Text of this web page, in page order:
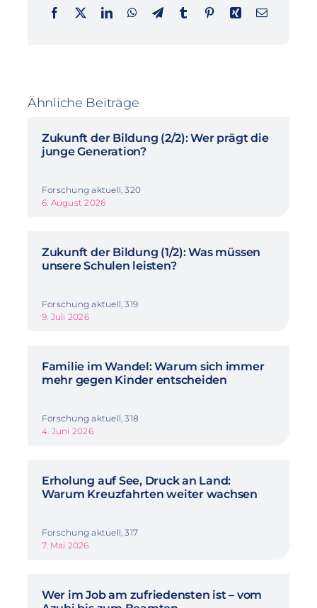
Ähnliche Beiträge
Zukunft der Bildung (2/2): Wer prägt die
junge Generation?
Forschung aktuell, 320
6. August 2026
Zukunft der Bildung (1/2): Was müssen
unsere Schulen leisten?
Forschung aktuell, 319
9. Juli 2026
Familie im Wandel: Warum sich immer
mehr gegen Kinder entscheiden
Forschung aktuell, 318
4. Juni 2026
Erholung auf See, Druck an Land:
Warum Kreuzfahrten weiter wachsen
Forschung aktuell, 317
7. Mai 2026
Wer im Job am zufriedensten ist – vom